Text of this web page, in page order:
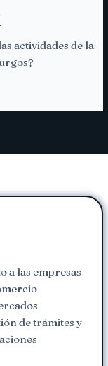
actividades de la
a las empresas
de trámites y